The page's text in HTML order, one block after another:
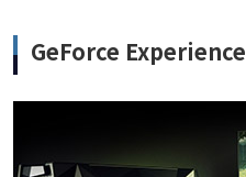
GeForce Experience